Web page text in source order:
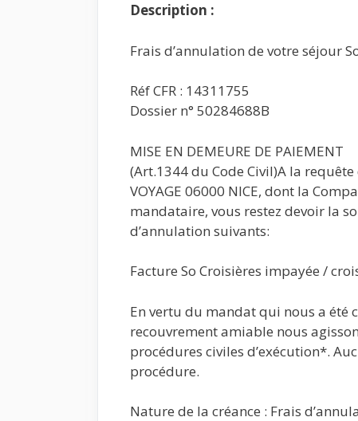
Description :
Frais d’annulation de votre séjour
Réf CFR : 14311755
Dossier n° 50284688B
MISE EN DEMEURE DE PAIEMENT
(Art.1344 du Code Civil)A la requête
VOYAGE 06000 NICE, dont la
mandataire, vous restez devoir la
d’annulation suivants:
Facture So Croisières impayée /
En vertu du mandat qui nous a été
recouvrement amiable nous
procédures civiles d’exécution*.
procédure.
Nature de la créance : Frais